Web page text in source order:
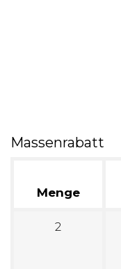
Massenrabatt
Menge
2